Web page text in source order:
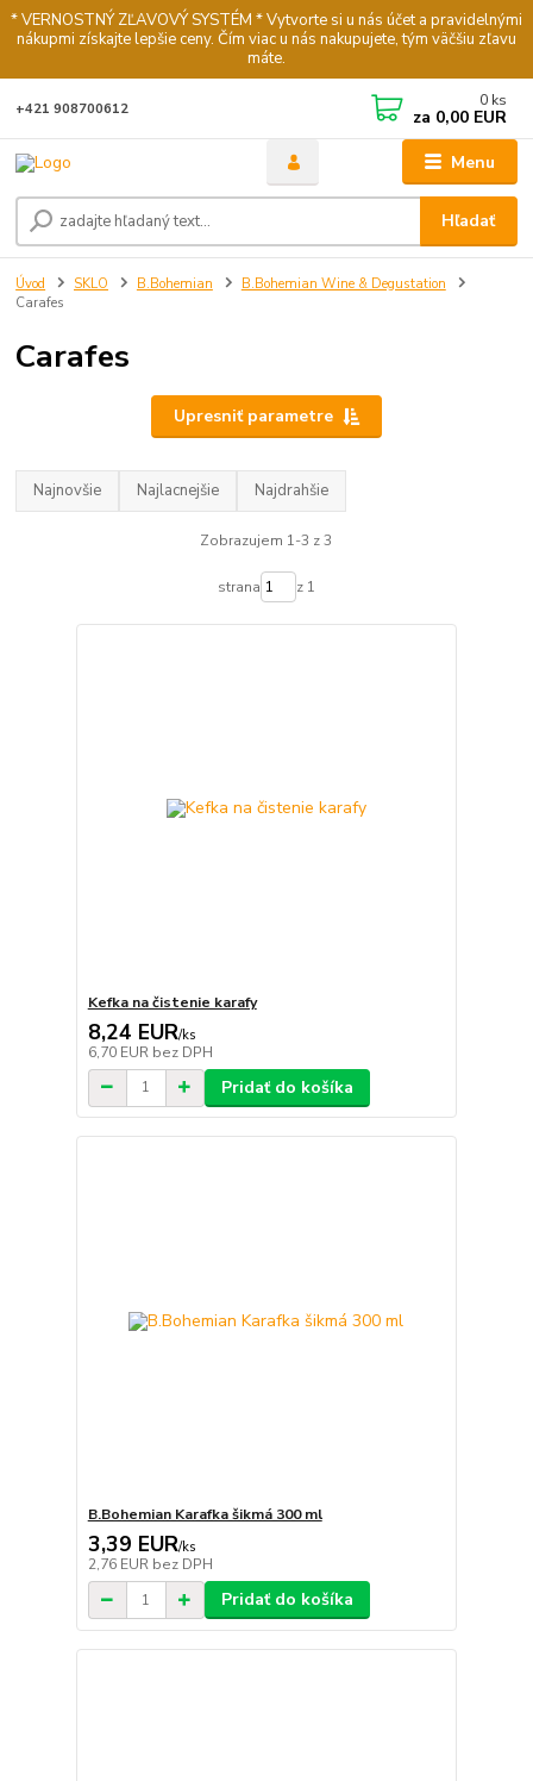
* VERNOSTNÝ ZĽAVOVÝ SYSTÉM * Vytvorte si u nás účet a pravidelnými
nákupmi získajte lepšie ceny. Čím viac u nás nakupujete, tým väčšiu zľavu
máte.
Menu
Hľadať
+421 908700612 0 ks
za 0,00 EUR
Úvod SKLO B.Bohemian
B.Bohemian Wine & Degustation
Carafes
Carafes
Upresniť parametre
Najnovšie Najlacnejšie Najdrahšie
Zobrazujem 1-3 z 3
strana z 1
Kefka na čistenie karafy
8,24 EUR/ks
6,70 EUR bez DPH
Pridať do košíka
B.Bohemian Karafka šikmá 300 ml
3,39 EUR/ks
2,76 EUR bez DPH
Pridať do košíka